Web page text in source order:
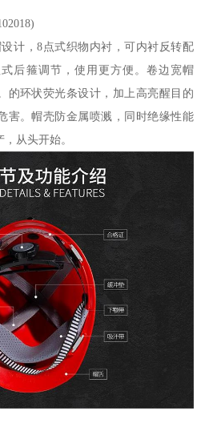
计，8点式织物内衬，可内衬反转配
后箍调节，使用更方便。卷边宽帽
的环状荧光条设计，加上高亮醒目的
害。帽壳防金属喷溅，同时绝缘性能
从头开始。